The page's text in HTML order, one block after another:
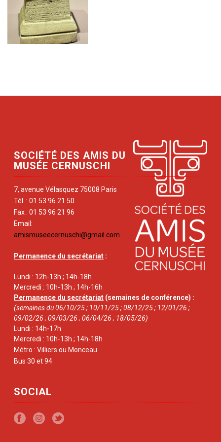
SOCIÉTÉ DES AMIS DU
MUSÉE CERNUSCHI
7, avenue Vélasquez 75008 Paris
Tél. : 01 53 96 21 50
Fax : 01 53 96 21 96
Email:
amismuseecernuschi@gmail.com
Permanence du secrétariat :
Lundi : 12h-13h ; 14h-18h
Mercredi : 10h-13h ; 14h-16h
Permanence du secrétariat (semaines de conférence) :
(semaines du 06/10/25 ; 10/11/25 ; 08/12/25 ; 12/01/26 ;
09/02/26 ; 09/03/26 ; 06/04/26 ; 18/05/26)
Lundi : 14h-17h
Mercredi : 10h-13h ; 14h-18h
Métro : Villiers ou Monceau
Bus 30 et 94
SOCIAL